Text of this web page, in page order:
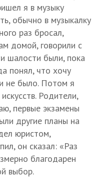
я в музыку
обычно в музыкалку
раз бросал,
домой, говорили с
шалости были, пока
понял, что хочу
не было. Потом я
Родители,
первые экзамены
другие планы на
юристом,
он сказал: «Раз
благодарен
выбор.